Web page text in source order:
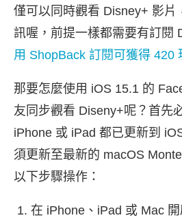
僅可以同時觀看 Disney+ 影片
訊喔，前提一樣都需要有訂閱
用 ShopBack 訂閱可獲得 420
那要怎麼使用 iOS 15.1 的
友同步觀看 Diseny+呢？首先
iPhone 或 iPad 都已更新到
須更新至最新的 macOS
以下步驟操作：
在 iPhone、iPad 或 Mac 開